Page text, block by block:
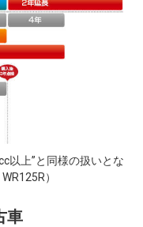
以上”と同様の扱いとな
）
車